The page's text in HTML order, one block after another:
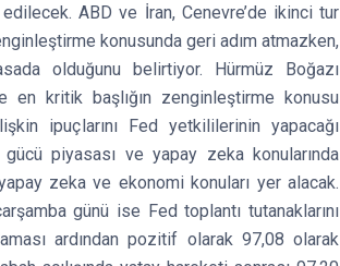
ABD ve İran, Cenevre’de ikinci tur
konusunda geri adım atmazken,
olduğunu belirtiyor. Hürmüz Boğazı
en kritik başlığın zenginleştirme konusu
ipuçlarını Fed yetkililerinin yapacağı
piyasası ve yapay zeka konularında
zeka ve ekonomi konuları yer alacak.
günü ise Fed toplantı tutanaklarını
ardından pozitif olarak 97,08 olarak